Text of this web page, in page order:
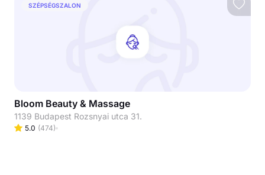
SZÉPSÉGSZALON
Bloom Beauty & Massage
1139 Budapest Rozsnyai utca 31.
5.0 (474)